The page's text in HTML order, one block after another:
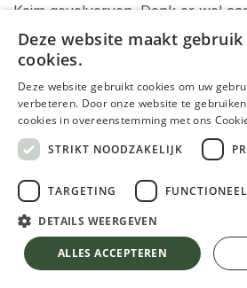
Keim gevelverven. Denk er wel
Keim Soldalan verf steeds moet
Keim Soldalan verdunner.
Een elastische dichtkit kan het
tussen mooi werk en zeer mooi
overgangen van materiaal, en
voegen rond ramen en deuren.
voor buiten.
Kleine herstellingenkan je doen
plamuur of vulmiddel. Wij
Deze website maakt gebruik
cookies.
Deze website gebruikt cookies om uw
verbeteren. Door onze website te
cookies in overeenstemming met ons
STRIKT NOODZAKELIJK
TARGETING FUNCTIONEEL
DETAILS WEERGEVEN
ALLES ACCEPTEREN